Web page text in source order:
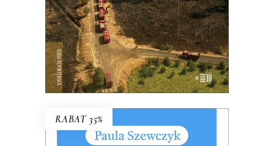
E-BOOK DO KOSZYKA
RABAT 35%